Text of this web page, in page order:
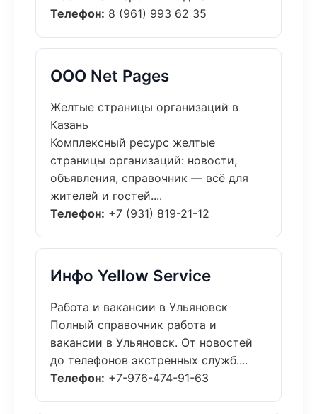
Телефон: 8 (961) 993 62 35
ООО Net Pages
Желтые страницы организаций в
Казань
Комплексный ресурс желтые
страницы организаций: новости,
объявления, справочник — всё для
жителей и гостей....
Телефон: +7 (931) 819-21-12
Инфо Yellow Service
Работа и вакансии в Ульяновск
Полный справочник работа и
вакансии в Ульяновск. От новостей
до телефонов экстренных служб....
Телефон: +7-976-474-91-63